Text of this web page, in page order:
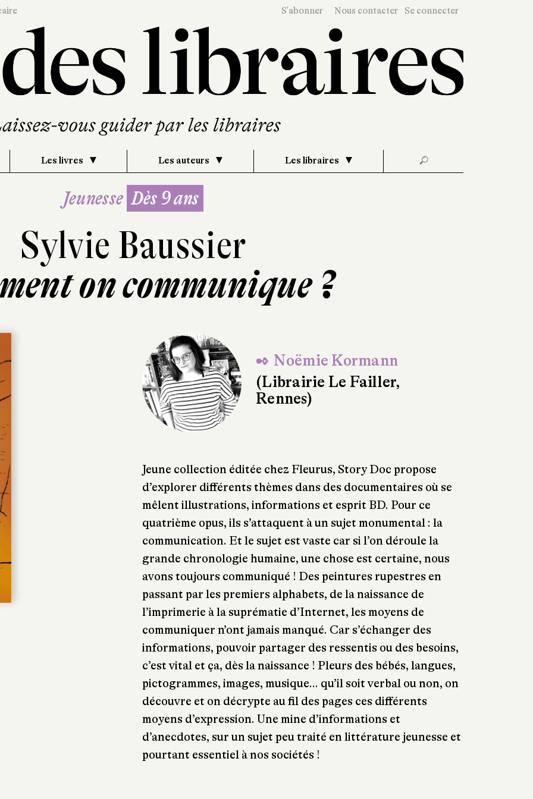
S'abonner Nous contacter Se connecter
Les livres Les auteurs Les libraires 🔎
Jeunesse Dès 9 ans
Sylvie Baussier
on communique ?
✒ Noëmie Kormann
(Librairie Le Failler,
Rennes)
Jeune collection éditée chez Fleurus, Story Doc propose
d’explorer différents thèmes dans des documentaires où se
mêlent illustrations, informations et esprit BD. Pour ce
quatrième opus, ils s’attaquent à un sujet monumental : la
communication. Et le sujet est vaste car si l’on déroule la
grande chronologie humaine, une chose est certaine, nous
avons toujours communiqué ! Des peintures rupestres en
passant par les premiers alphabets, de la naissance de
l’imprimerie à la suprématie d’Internet, les moyens de
communiquer n’ont jamais manqué. Car s’échanger des
informations, pouvoir partager des ressentis ou des besoins,
c’est vital et ça, dès la naissance ! Pleurs des bébés, langues,
pictogrammes, images, musique... qu’il soit verbal ou non, on
découvre et on décrypte au fil des pages ces différents
moyens d’expression. Une mine d’informations et
d’anecdotes, sur un sujet peu traité en littérature jeunesse et
pourtant essentiel à nos sociétés !